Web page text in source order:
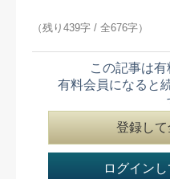
（残り439字 / 全676字）
この記事は有
有料会員になると
登録し
ログイン